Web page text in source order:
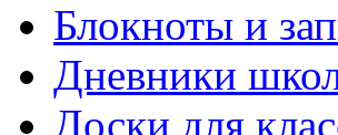
Блокноты и
Дневники
Доски для